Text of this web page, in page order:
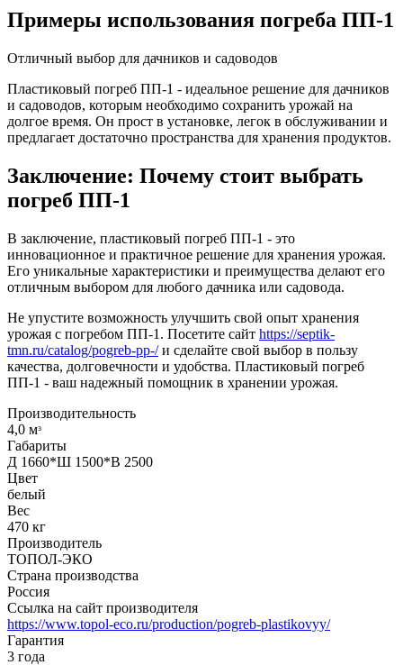
Примеры использования погреба ПП-1
Отличный выбор для дачников и садоводов
Пластиковый погреб ПП-1 - идеальное решение для дачников
и садоводов, которым необходимо сохранить урожай на
долгое время. Он прост в установке, легок в обслуживании и
предлагает достаточно пространства для хранения продуктов.
Заключение: Почему стоит выбрать
погреб ПП-1
В заключение, пластиковый погреб ПП-1 - это
инновационное и практичное решение для хранения урожая.
Его уникальные характеристики и преимущества делают его
отличным выбором для любого дачника или садовода.
Не упустите возможность улучшить свой опыт хранения
урожая с погребом ПП-1. Посетите сайт https://septik-
tmn.ru/catalog/pogreb-pp-/и сделайте свой выбор в пользу
качества, долговечности и удобства. Пластиковый погреб
ПП-1 - ваш надежный помощник в хранении урожая.
Производительность
4,0 мᶟ
Габариты
Д 1660*Ш 1500*В 2500
Цвет
белый
Вес
470 кг
Производитель
ТОПОЛ-ЭКО
Страна производства
Россия
Ссылка на сайт производителя
https://www.topol-eco.ru/production/pogreb-plastikovyy/
Гарантия
3 года